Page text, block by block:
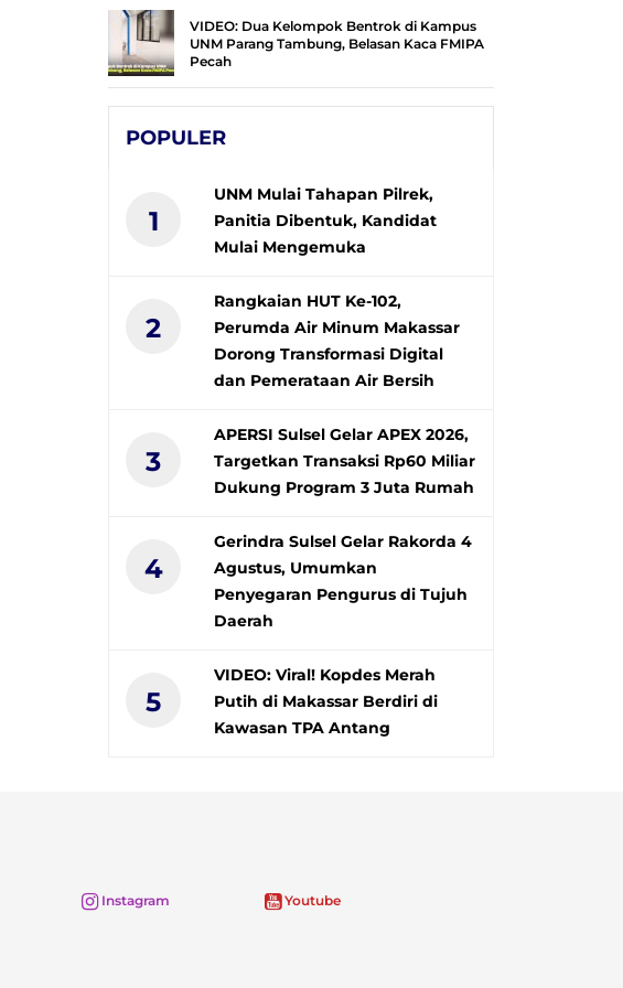
VIDEO: Dua Kelompok Bentrok di Kampus
UNM Parang Tambung, Belasan Kaca FMIPA
Pecah
POPULER
1
UNM Mulai Tahapan Pilrek,
Panitia Dibentuk, Kandidat
Mulai Mengemuka
2
Rangkaian HUT Ke-102,
Perumda Air Minum Makassar
Dorong Transformasi Digital
dan Pemerataan Air Bersih
3
APERSI Sulsel Gelar APEX 2026,
Targetkan Transaksi Rp60 Miliar
Dukung Program 3 Juta Rumah
4
Gerindra Sulsel Gelar Rakorda 4
Agustus, Umumkan
Penyegaran Pengurus di Tujuh
Daerah
5
VIDEO: Viral! Kopdes Merah
Putih di Makassar Berdiri di
Kawasan TPA Antang
Instagram Youtube